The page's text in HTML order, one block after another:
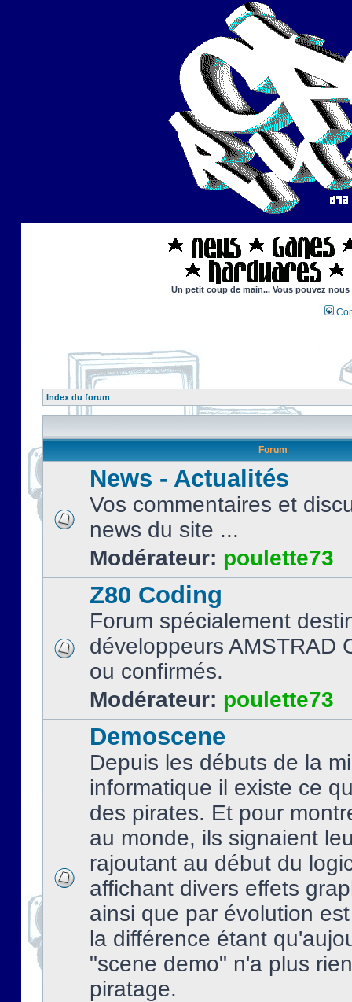
Un petit coup de main... Vous pouvez
Index du forum
Forum
News - Actualités
Vos commentaires et
news du site ...
Modérateur: poulette73
Z80 Coding
Forum spécialement
développeurs AMSTRAD
ou confirmés.
Modérateur: poulette73
Demoscene
Depuis les débuts de la
informatique il existe ce
des pirates. Et pour
au monde, ils signaient
rajoutant au début du
affichant divers effets
ainsi que par évolution
la différence étant
"scene demo" n'a plus
piratage.